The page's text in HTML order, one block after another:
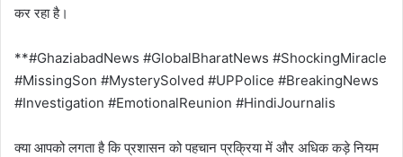
कर रहा है।
**#GhaziabadNews #GlobalBharatNews #ShockingMiracle
#MissingSon #MysterySolved #UPPolice #BreakingNews
#Investigation #EmotionalReunion #HindiJournalis
क्या आपको लगता है कि प्रशासन को पहचान प्रक्रिया में और अधिक कड़े नियम